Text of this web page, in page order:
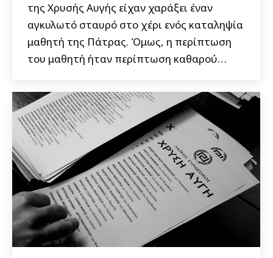
της Χρυσής Αυγής είχαν χαράξει έναν
αγκυλωτό σταυρό στο χέρι ενός καταληψία
μαθητή της Πάτρας. Όμως, η περίπτωση
του μαθητή ήταν περίπτωση καθαρού…